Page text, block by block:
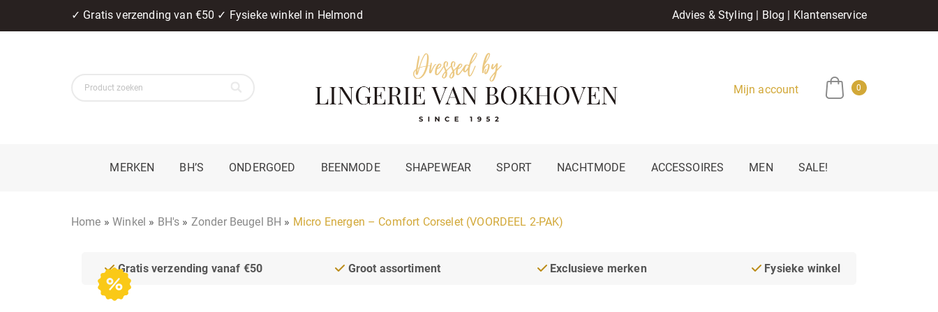
✓ Gratis verzending van €50 ✓ Fysieke winkel in Helmond Advies & Styling | Blog | Klantenservice
Mijn account 0
MERKEN BH’S ONDERGOED BEENMODE SHAPEWEAR SPORT NACHTMODE ACCESSOIRES MEN SALE!
Home »Winkel » BH's » Zonder Beugel BH » Micro Energen – Comfort Corselet (VOORDEEL 2-PAK)
Gratis verzending vanaf €50 Groot assortiment Exclusieve merken Fysieke winkel